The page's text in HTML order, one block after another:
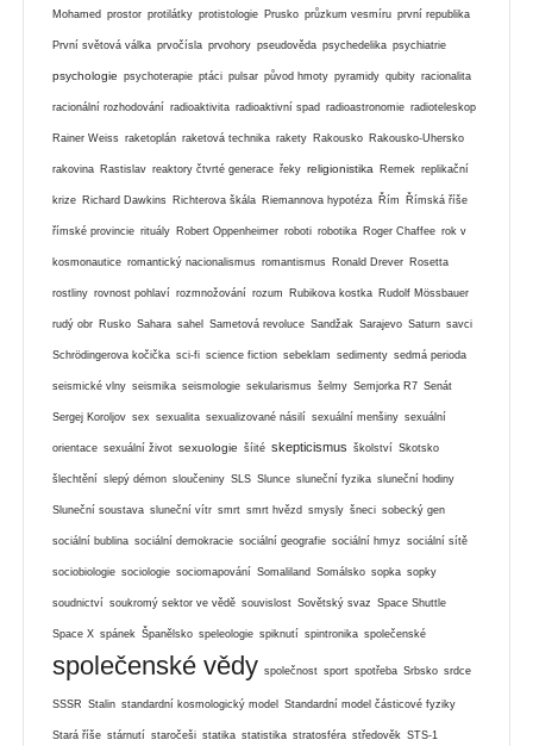
Mohamed prostor protilátky protistologie Prusko průzkum vesmíru první republika
První světová válka prvočísla prvohory pseudověda psychedelika psychiatrie
psychologie psychoterapie ptáci pulsar původ hmoty pyramidy qubity racionalita
racionální rozhodování radioaktivita radioaktivní spad radioastronomie radioteleskop
Rainer Weiss raketoplán raketová technika rakety Rakousko Rakousko-Uhersko
rakovina Rastislav reaktory čtvrté generace řeky religionistika Remek replikační
krize Richard Dawkins Richterova škála Riemannova hypotéza Řím Římská říše
římské provincie rituály Robert Oppenheimer roboti robotika Roger Chaffee rok v
kosmonautice romantický nacionalismus romantismus Ronald Drever Rosetta
rostliny rovnost pohlaví rozmnožování rozum Rubikova kostka Rudolf Mössbauer
rudý obr Rusko Sahara sahel Sametová revoluce Sandžak Sarajevo Saturn savci
Schrödingerova kočička sci-fi science fiction sebeklam sedimenty sedmá perioda
seismické vlny seismika seismologie sekularismus šelmy Semjorka R7 Senát
Sergej Koroljov sex sexualita sexualizované násilí sexuální menšiny sexuální
orientace sexuální život sexuologie šíité skepticismus školství Skotsko
šlechtění slepý démon sloučeniny SLS Slunce sluneční fyzika sluneční hodiny
Sluneční soustava sluneční vítr smrt smrt hvězd smysly šneci sobecký gen
sociální bublina sociální demokracie sociální geografie sociální hmyz sociální sítě
sociobiologie sociologie sociomapování Somaliland Somálsko sopka sopky
soudnictví soukromý sektor ve vědě souvislost Sovětský svaz Space Shuttle
Space X spánek Španělsko speleologie spiknutí spintronika společenské
společenské vědy společnost sport spotřeba Srbsko srdce
SSSR Stalin standardní kosmologický model Standardní model částicové fyziky
Stará říše stárnutí staročeši statika statistika stratosféra středověk STS-1